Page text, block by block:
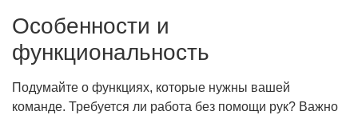
Особенности и
функциональность
Подумайте о функциях, которые нужны вашей
команде. Требуется ли работа без помощи рук? Важно